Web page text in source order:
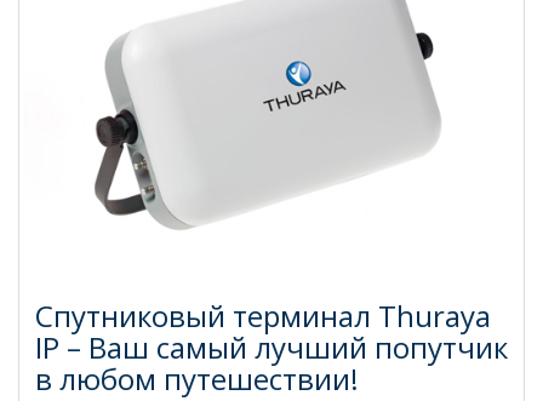
Спутниковый терминал Thuraya
IP – Ваш самый лучший попутчик
в любом путешествии!